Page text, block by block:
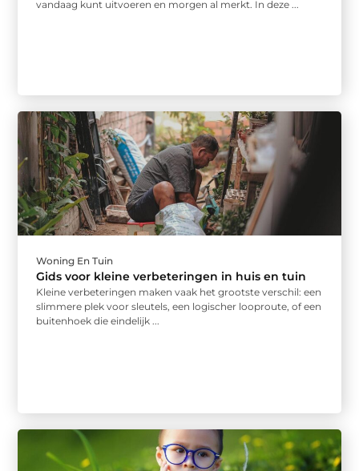
vandaag kunt uitvoeren en morgen al merkt. In deze ...
Woning En Tuin
Gids voor kleine verbeteringen in huis en tuin
Kleine verbeteringen maken vaak het grootste verschil: een
slimmere plek voor sleutels, een logischer looproute, of een
buitenhoek die eindelijk ...